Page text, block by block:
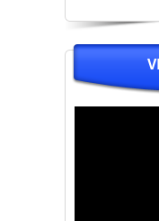
Bộ bàn
vàng + 6